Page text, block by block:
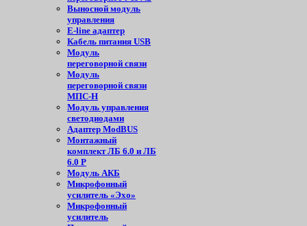
Выносной модуль
управления
E-line адаптер
Кабель питания USB
Модуль
переговорной связи
Модуль
переговорной связи
МПС-Н
Модуль управления
светодиодами
Адаптер ModBUS
Монтажный
комплект ЛБ 6.0 и ЛБ
6.0 Р
Модуль АКБ
Микрофонный
усилитель «Эхо»
Микрофонный
усилитель